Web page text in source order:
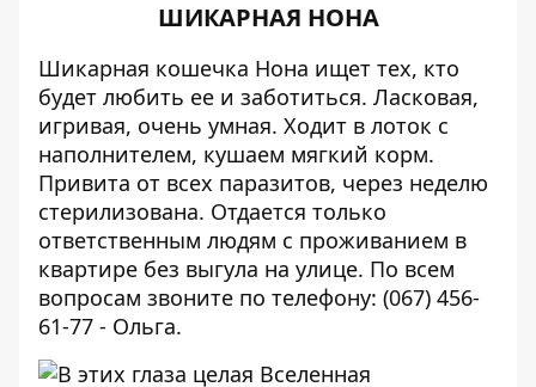
ШИКАРНАЯ НОНА
Шикарная кошечка Нона ищет тех, кто
будет любить ее и заботиться. Ласковая,
игривая, очень умная. Ходит в лоток с
наполнителем, кушаем мягкий корм.
Привита от всех паразитов, через неделю
стерилизована. Отдается только
ответственным людям с проживанием в
квартире без выгула на улице. По всем
вопросам звоните по телефону: (067) 456-
61-77 - Ольга.